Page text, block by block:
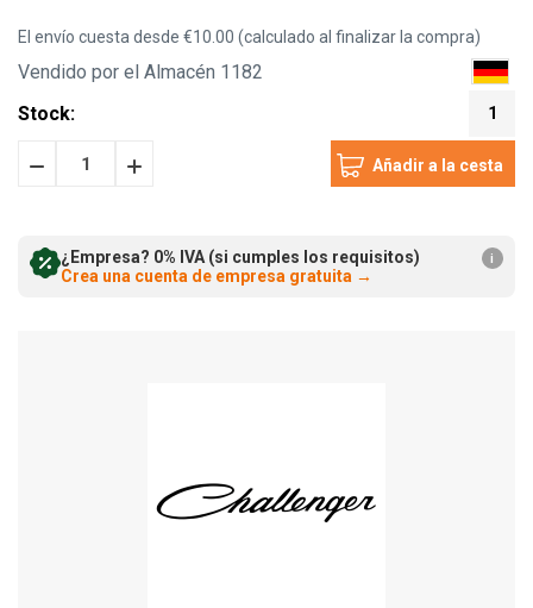
El envío cuesta desde €10.00 (calculado al finalizar la compra)
Vendido por el Almacén 1182
Stock:
1
Disminuir Incrementar
¿Empresa? 0% IVA (si cumples los requisitos)
Crea una cuenta de empresa gratuita →
i